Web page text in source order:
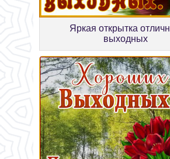
Яркая открытка
выходных